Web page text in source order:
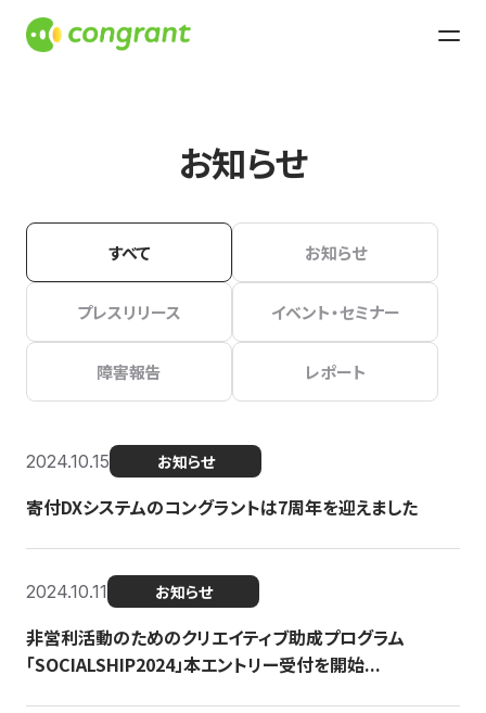
お知らせ
すべて お知らせ
プレスリリース イベント・セミナー
障害報告 レポート
2024.10.15 お知らせ
寄付DXシステムのコングラントは7周年を迎えました
2024.10.11 お知らせ
非営利活動のためのクリエイティブ助成プログラム
「SOCIALSHIP2024」本エントリー受付を開始...